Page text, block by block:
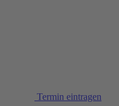
Termin eintragen